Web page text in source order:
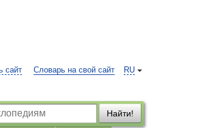
RU
сайт Словарь на свой сайт
Найти!